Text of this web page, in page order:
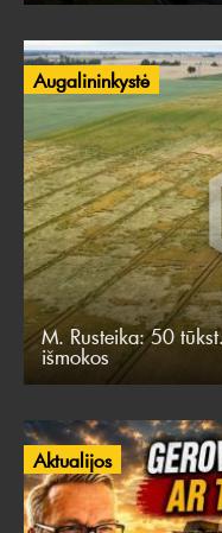
Augalininkystė
M. Rusteika: 50
išmokos
Aktualijos